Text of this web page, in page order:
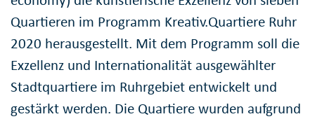
Quartieren im Programm Kreativ.Quartiere Ruhr
2020 herausgestellt. Mit dem Programm soll die
Exzellenz und Internationalität ausgewählter
Stadtquartiere im Ruhrgebiet entwickelt und
gestärkt werden. Die Quartiere wurden aufgrund